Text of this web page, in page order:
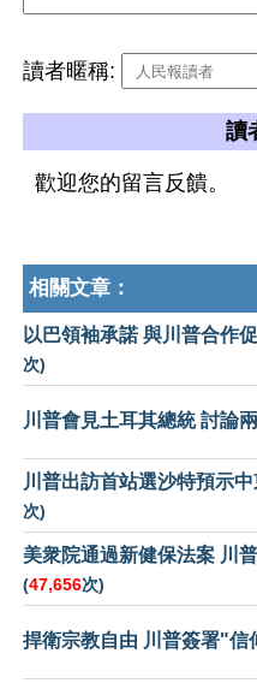
讀者暱稱:
讀
歡迎您的留言反饋。
相關文章：
以巴領袖承諾 與川普合作
次)
川普會見土耳其總統 討論
川普出訪首站選沙特預示
次)
美衆院通過新健保法案 川
(47,656次)
捍衛宗教自由 川普簽署"信